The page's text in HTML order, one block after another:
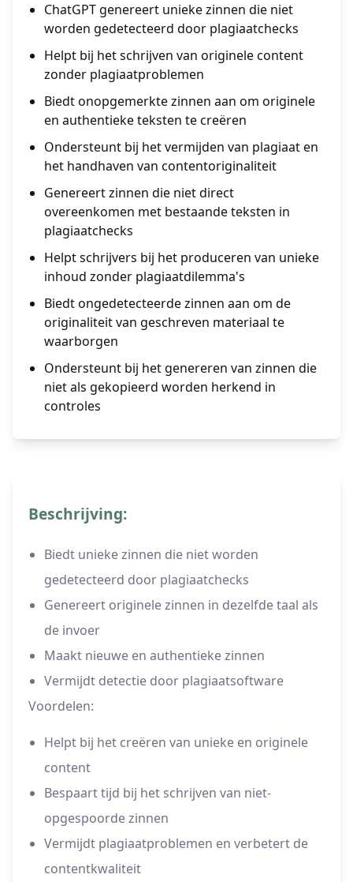
ChatGPT genereert unieke zinnen die niet
worden gedetecteerd door plagiaatchecks
Helpt bij het schrijven van originele content
zonder plagiaatproblemen
Biedt onopgemerkte zinnen aan om originele
en authentieke teksten te creëren
Ondersteunt bij het vermijden van plagiaat en
het handhaven van contentoriginaliteit
Genereert zinnen die niet direct
overeenkomen met bestaande teksten in
plagiaatchecks
Helpt schrijvers bij het produceren van unieke
inhoud zonder plagiaatdilemma's
Biedt ongedetecteerde zinnen aan om de
originaliteit van geschreven materiaal te
waarborgen
Ondersteunt bij het genereren van zinnen die
niet als gekopieerd worden herkend in
controles
Beschrijving:
Biedt unieke zinnen die niet worden
gedetecteerd door plagiaatchecks
Genereert originele zinnen in dezelfde taal als
de invoer
Maakt nieuwe en authentieke zinnen
Vermijdt detectie door plagiaatsoftware
Voordelen:
Helpt bij het creëren van unieke en originele
content
Bespaart tijd bij het schrijven van niet-
opgespoorde zinnen
Vermijdt plagiaatproblemen en verbetert de
contentkwaliteit